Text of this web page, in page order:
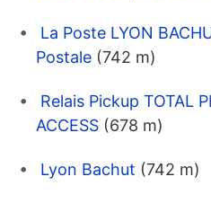
La Poste LYON
Postale (742 m)
Relais Pickup TOTAL
ACCESS (678 m)
Lyon Bachut (742 m)